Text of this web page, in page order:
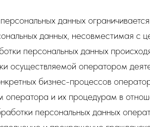
данных
данных, несовместимая с
персональных данных
осуществляемой оператором
бизнес-процессов
оператора и их процедурам в
персональных данных